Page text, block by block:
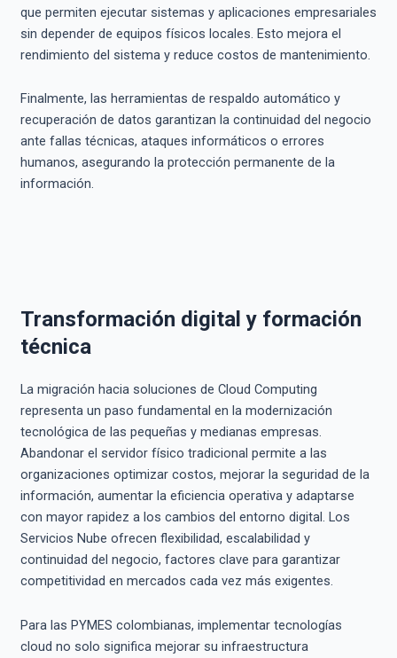
que permiten ejecutar sistemas y aplicaciones empresariales
sin depender de equipos físicos locales. Esto mejora el
rendimiento del sistema y reduce costos de mantenimiento.
Finalmente, las herramientas de respaldo automático y
recuperación de datos garantizan la continuidad del negocio
ante fallas técnicas, ataques informáticos o errores
humanos, asegurando la protección permanente de la
información.
Transformación digital y formación
técnica
La migración hacia soluciones de Cloud Computing
representa un paso fundamental en la modernización
tecnológica de las pequeñas y medianas empresas.
Abandonar el servidor físico tradicional permite a las
organizaciones optimizar costos, mejorar la seguridad de la
información, aumentar la eficiencia operativa y adaptarse
con mayor rapidez a los cambios del entorno digital. Los
Servicios Nube ofrecen flexibilidad, escalabilidad y
continuidad del negocio, factores clave para garantizar
competitividad en mercados cada vez más exigentes.
Para las PYMES colombianas, implementar tecnologías
cloud no solo significa mejorar su infraestructura